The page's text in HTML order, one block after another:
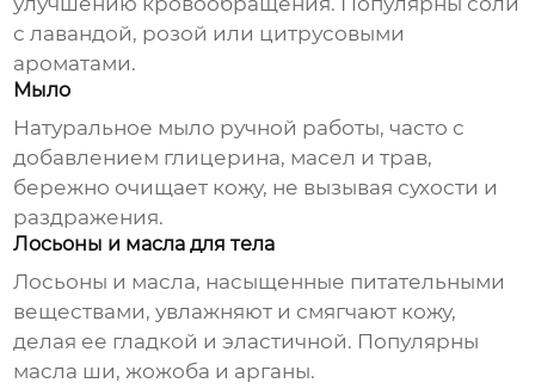
с лавандой, розой или цитрусовыми
ароматами.
Мыло
Натуральное мыло ручной работы, часто с
добавлением глицерина, масел и трав,
бережно очищает кожу, не вызывая сухости и
раздражения.
Лосьоны и масла для тела
Лосьоны и масла, насыщенные питательными
веществами, увлажняют и смягчают кожу,
делая ее гладкой и эластичной. Популярны
масла ши, жожоба и арганы.